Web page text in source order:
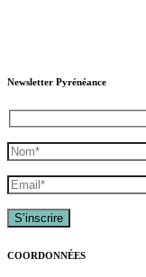
Newsletter Pyrénéance
COORDONNÉES